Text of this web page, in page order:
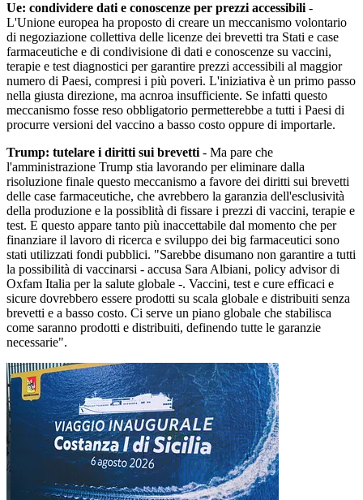
Ue: condividere dati e conoscenze per prezzi accessibili -
L'Unione europea ha proposto di creare un meccanismo volontario
di negoziazione collettiva delle licenze dei brevetti tra Stati e case
farmaceutiche e di condivisione di dati e conoscenze su vaccini,
terapie e test diagnostici per garantire prezzi accessibili al maggior
numero di Paesi, compresi i più poveri. L'iniziativa è un primo passo
nella giusta direzione, ma acnroa insufficiente. Se infatti questo
meccanismo fosse reso obbligatorio permetterebbe a tutti i Paesi di
procurre versioni del vaccino a basso costo oppure di importarle.
Trump: tutelare i diritti sui brevetti - Ma pare che
l'amministrazione Trump stia lavorando per eliminare dalla
risoluzione finale questo meccanismo a favore dei diritti sui brevetti
delle case farmaceutiche, che avrebbero la garanzia dell'esclusività
della produzione e la possiblità di fissare i prezzi di vaccini, terapie e
test. E questo appare tanto più inaccettabile dal momento che per
finanziare il lavoro di ricerca e sviluppo dei big farmaceutici sono
stati utilizzati fondi pubblici. "Sarebbe disumano non garantire a tutti
la possibilità di vaccinarsi - accusa Sara Albiani, policy advisor di
Oxfam Italia per la salute globale -. Vaccini, test e cure efficaci e
sicure dovrebbero essere prodotti su scala globale e distribuiti senza
brevetti e a basso costo. Ci serve un piano globale che stabilisca
come saranno prodotti e distribuiti, definendo tutte le garanzie
necessarie".